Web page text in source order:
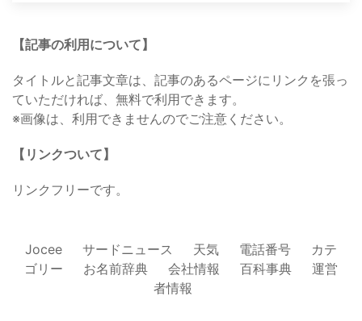
【記事の利用について】
タイトルと記事文章は、記事のあるページにリンクを張っ
ていただければ、無料で利用できます。
※画像は、利用できませんのでご注意ください。
【リンクついて】
リンクフリーです。
Jocee サードニュース 天気 電話番号
カテ
ゴリー
お名前辞典 会社情報 百科事典
運営
者情報